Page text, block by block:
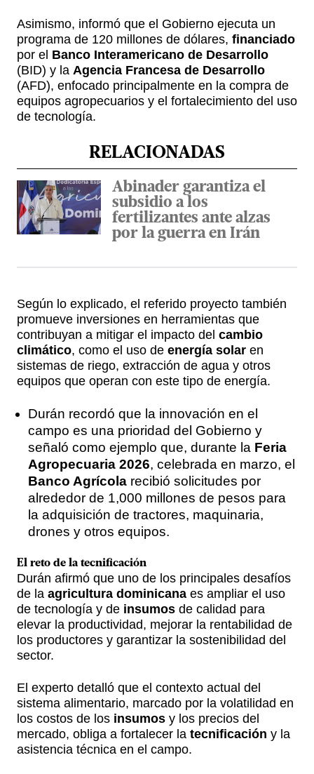
Asimismo, informó que el Gobierno ejecuta un
programa de 120 millones de dólares, financiado
por el Banco Interamericano de Desarrollo
(BID) y la Agencia Francesa de Desarrollo
(AFD), enfocado principalmente en la compra de
equipos agropecuarios y el fortalecimiento del uso
de tecnología.
RELACIONADAS
Abinader garantiza el
subsidio a los
fertilizantes ante alzas
por la guerra en Irán
Según lo explicado, el referido proyecto también
promueve inversiones en herramientas que
contribuyan a mitigar el impacto del cambio
climático, como el uso de energía solar en
sistemas de riego, extracción de agua y otros
equipos que operan con este tipo de energía.
Durán recordó que la innovación en el
campo es una prioridad del Gobierno y
señaló como ejemplo que, durante la Feria
Agropecuaria 2026, celebrada en marzo, el
Banco Agrícola recibió solicitudes por
alrededor de 1,000 millones de pesos para
la adquisición de tractores, maquinaria,
drones y otros equipos.
El reto de latecnificación
Durán afirmó que uno de los principales desafíos
de la agricultura dominicana es ampliar el uso
de tecnología y de insumos de calidad para
elevar la productividad, mejorar la rentabilidad de
los productores y garantizar la sostenibilidad del
sector.
El experto detalló que el contexto actual del
sistema alimentario, marcado por la volatilidad en
los costos de los insumos y los precios del
mercado, obliga a fortalecer la tecnificación y la
asistencia técnica en el campo.